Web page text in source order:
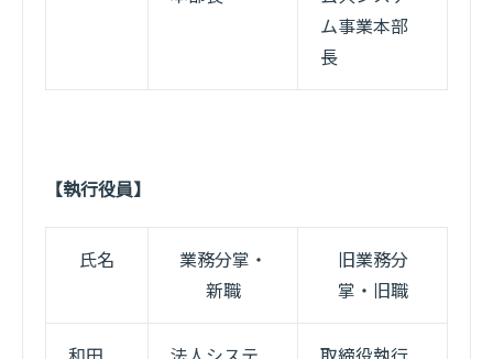
ム事業本部
長
【執行役員】
氏名
業務分掌・
新職
旧業務分
掌・旧職